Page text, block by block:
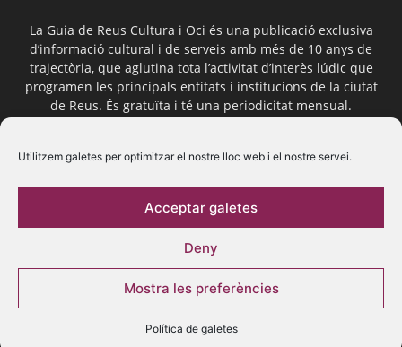
Utilitzem galetes per optimitzar el nostre lloc web i el nostre servei.
Acceptar galetes
Deny
Mostra les preferències
Política de galetes
La Guia de Reus Cultura i Oci és una publicació exclusiva
d’informació cultural i de serveis amb més de 10 anys de
trajectòria, que aglutina tota l’activitat d’interès lúdic que
programen les principals entitats i institucions de la ciutat
de Reus. És gratuïta i té una periodicitat mensual.
Segueix-nos
© 2016 La Guia de Reus | Creada per Be Marketing